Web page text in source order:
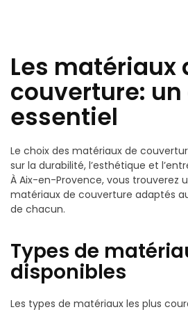
Les matériaux
couverture:
essentiel
Le choix des matériaux de
sur la durabilité, l’esthétique et
À Aix-en-Provence, vous trouverez
matériaux de couverture adaptés
de chacun.
Types de
disponibles
Les types de matériaux les plus